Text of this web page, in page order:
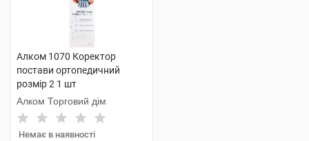
Алком 1070 Коректор
постави ортопедичний
розмір 2 1 шт
Алком Торговий дім
Немає в наявності